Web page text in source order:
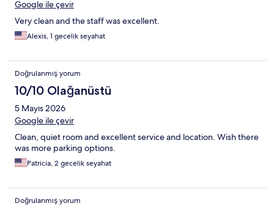
Google ile çevir
Very clean and the staff was excellent.
Alexis, 1 gecelik seyahat
Doğrulanmış yorum
10/10 Olağanüstü
5 Mayıs 2026
Google ile çevir
Clean, quiet room and excellent service and location. Wish there
was more parking options.
Patricia, 2 gecelik seyahat
Doğrulanmış yorum